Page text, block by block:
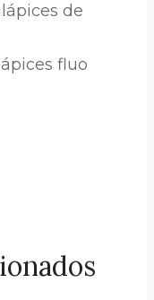
de
fluo